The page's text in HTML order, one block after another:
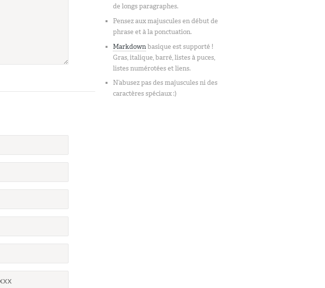
de longs paragraphes.
Pensez aux majuscules en début de
phrase et à la ponctuation.
Markdownbasique est supporté !
Gras, italique, barré, listes à puces,
listes numérotées et liens.
N’abusez pas des majuscules ni des
caractères spéciaux :)